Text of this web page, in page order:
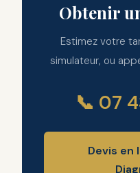
Obtenir
Estimez votre
simulateur, ou
📞 07
Devis en